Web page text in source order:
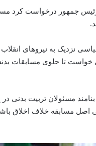
جمهور درخواست کرد
نزدیک به نیروهای انقلاب
تا جلوی مسابقات
مسئولان تربیت بدنی در
اصل مسابقه خلاف